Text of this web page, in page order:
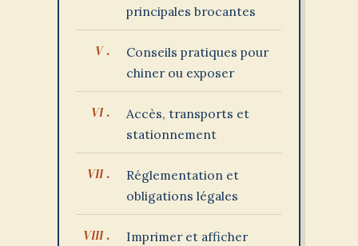
principales brocantes
Conseils pratiques pour
chiner ou exposer
Accès, transports et
stationnement
Réglementation et
obligations légales
Imprimer et afficher